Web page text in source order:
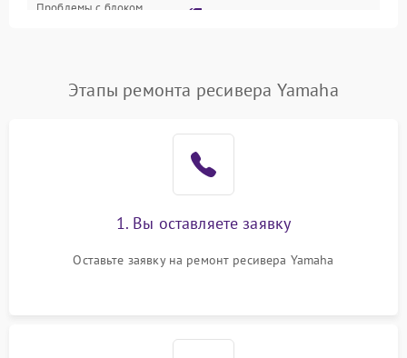
Проблемы с блоком
Этапы ремонта ресивера Yamaha
1. Вы оставляете заявку
Оставьте заявку на ремонт ресивера Yamaha